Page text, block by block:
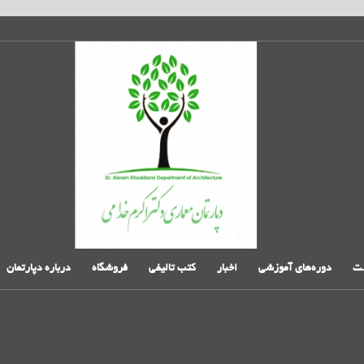
دوره‌های آموزشی اخبار کتب تالیفی فروشگاه درباره دپارتمان